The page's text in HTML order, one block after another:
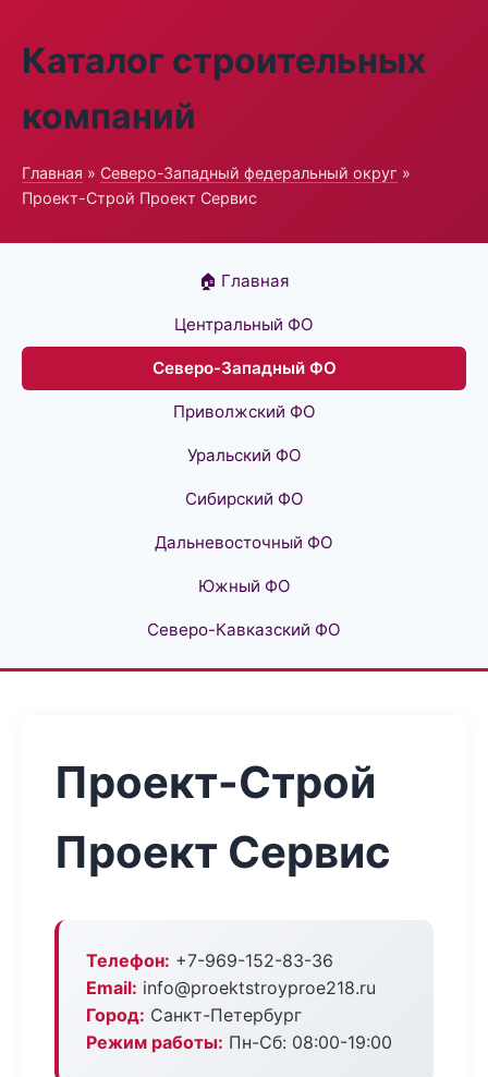
Каталог строительных
компаний
Главная » Северо-Западный федеральный округ »
Проект-Строй Проект Сервис
🏠 Главная
Центральный ФО
Северо-Западный ФО
Приволжский ФО
Уральский ФО
Сибирский ФО
Дальневосточный ФО
Южный ФО
Северо-Кавказский ФО
Проект-Строй
Проект Сервис
Телефон: +7-969-152-83-36
Email: info@proektstroyproe218.ru
Город: Санкт-Петербург
Режим работы: Пн-Сб: 08:00-19:00